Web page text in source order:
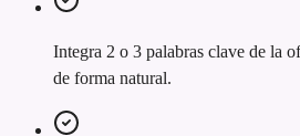
Integra 2 o 3 palabras clave de la
de forma natural.